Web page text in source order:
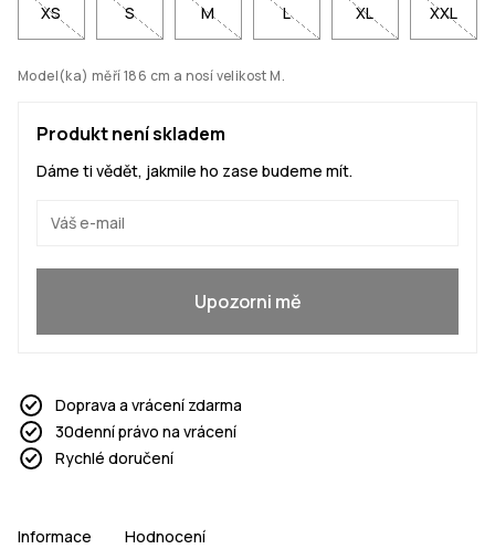
XS S M L XL XXL
Model(ka) měří 186 cm a nosí velikost M.
Produkt není skladem
Dáme ti vědět, jakmile ho zase budeme mít.
Upozorni mě
Doprava a vrácení zdarma
30denní právo na vrácení
Rychlé doručení
Informace Hodnocení